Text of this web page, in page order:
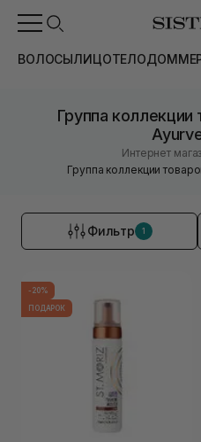
ВОЛОСЫЛИЦОТЕЛОДОМ
Группа коллекции
Интернет
Группа коллекции
Фильтр 1
-20%
ПОДАРОК